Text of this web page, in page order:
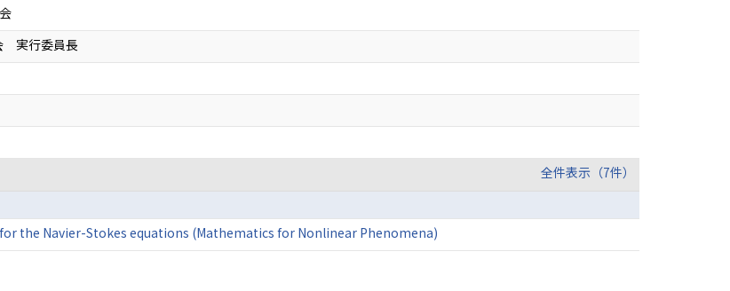
実行委員長
全件表示（7件）
the Navier-Stokes equations (Mathematics for Nonlinear Phenomena)